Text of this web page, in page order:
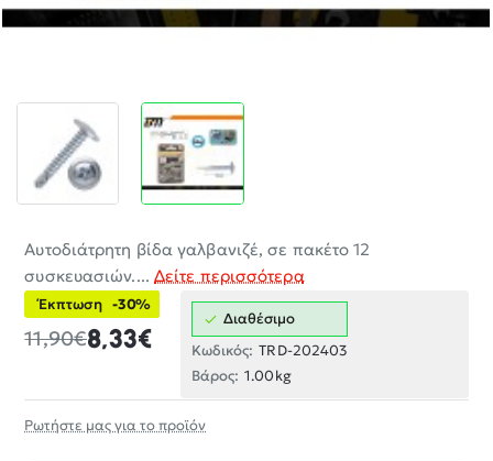
Aυτοδιάτρητη βίδα γαλβανιζέ, σε πακέτο 12
συσκευασιών.... Δείτε περισσότερα
Έκπτωση -30%
8,33€
11,90€
Διαθέσιμο
Κωδικός: TRD-202403
Βάρος: 1.00kg
Ρωτήστε μας για το προϊόν